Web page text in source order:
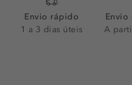
Envio rápido
1 a 3 dias úteis
A